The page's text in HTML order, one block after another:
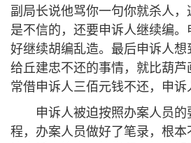
副局长说他骂你一句你就杀人，
是不信的，还要申诉人继续编
好继续胡编乱造。最后申诉人
给丘建忠不还的事情，就比葫
常借申诉人三佰元钱不还，申诉
申诉人被迫按照办案人员
程，办案人员做好了笔录，根